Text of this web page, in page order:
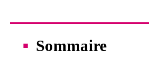
Sommaire